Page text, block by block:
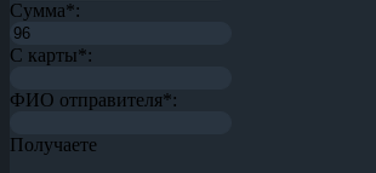
Сумма*:
С карты*:
ФИО отправителя*:
Получаете